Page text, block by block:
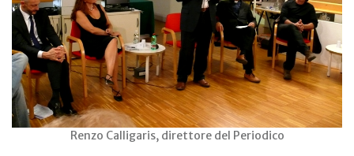
Renzo Calligaris, direttore del Periodico